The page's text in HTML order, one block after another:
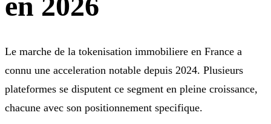
Le marche de la tokenisation immobiliere en France a
connu une acceleration notable depuis 2024. Plusieurs
plateformes se disputent ce segment en pleine croissance,
chacune avec son positionnement specifique.